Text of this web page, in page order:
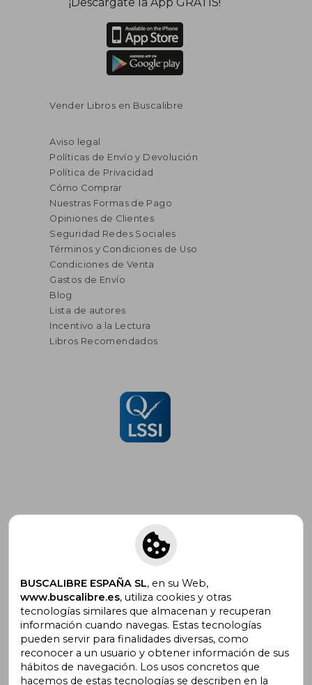
¡Descárgate la App GRATIS!
Vender Libros en Buscalibre
Aviso legal
Políticas de Envío y Devolución
Política de Privacidad
Cómo Comprar
Nuestras Formas de Pago
Opiniones de Clientes
Seguridad Redes Sociales
Términos y Condiciones de Uso
Condiciones de Venta
Gastos de Envío
Blog
Lista de autores
Incentivo a la Lectura
Libros Recomendados
Suscríbete para recibir ofertas y
promociones
¿Necesitas ayuda?
Ir a Centro de Soporte
BUSCALIBRE ESPAÑA SL, en su Web,
www.buscalibre.es, utiliza cookies y otras
tecnologías similares que almacenan y recuperan
información cuando navegas. Estas tecnologías
pueden servir para finalidades diversas, como
reconocer a un usuario y obtener información de sus
hábitos de navegación. Los usos concretos que
hacemos de estas tecnologías se describen en la